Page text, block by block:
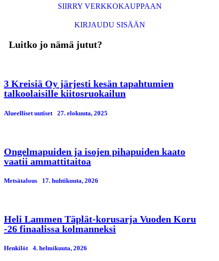
SIIRRY VERKKOKAUPPAAN
KIRJAUDU SISÄÄN
Luitko jo nämä jutut?
3 Kreisiä Oy järjesti kesän tapahtumien
talkoolaisille kiitosruokailun
Alueelliset uutiset 27. elokuuta, 2025
Ongelmapuiden ja isojen pihapuiden kaato
vaatii ammattitaitoa
Metsätalous 17. huhtikuuta, 2026
Heli Lammen Täplät-korusarja Vuoden Koru
-26 finaalissa kolmanneksi
Henkilöt 4. helmikuuta, 2026